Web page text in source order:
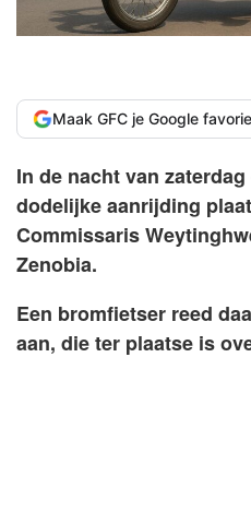
Maak GFC je Google
In de nacht van
dodelijke aanrijding
Commissaris
Zenobia.
Een bromfietser reed
aan, die ter plaatse is